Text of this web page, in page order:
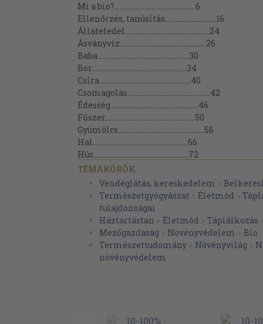
Mi a bio?..............................................6
Ellenőrzés, tanúsítás.............................16
Állateledel................................................24
Ásványvíz.................................................26
Baba....................................................30
Bor......................................................34
Csíra....................................................40
Csomagolás...............................................42
Édesség..................................................46
Fűszer...................................................50
Gyümölcs.................................................56
Hal......................................................66
Hús......................................................72
Húspótló.................................................80
Ivólé....................................................84
Kávé....................................................90
Kereskedelem.............................................94
Kert.................................................... 102
Klíma....................................................114
Kozmetikum............................................. 118
Méz ................................................... 124
Olaj.................................................... 128
Sör.....................................................154
TÉMAKÖRÖK
Vendéglátás, kereskedelem >
Természetgyógyászat > Életmód >
tulajdonságai
Háztartástan > Életmód > Táplálkozás
Mezőgazdaság > Növényvédelem > Bio
Természettudomány > Növényvilág >
növényvédelem